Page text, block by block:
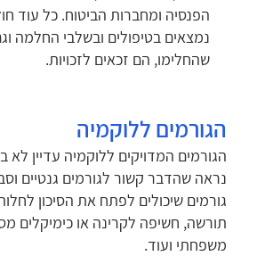
הפנסיה ומחברות הביטוח. כל עוד
נמצאים בטיפולים ובשלבי החלמה
שהחלימו, הם זכאים לזכויות.
הגורמים ללוקמיה
הגורמים המדויקים ללוקמיה עדיין לא
נראה שהדבר קשור לגורמים גנטיים
גורמים שיכולים לפתח את הסיכון
תורשה, חשיפה לקרינה או כימיקלים
משפחתי ועוד.